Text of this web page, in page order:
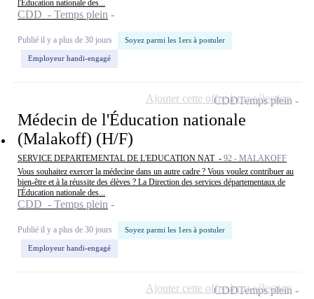
l'Éducation nationale des...
CDD - Temps plein
Publié il y a plus de 30 jours Soyez parmi les 1ers à postuler
Employeur handi-engagé
Médecin de l'Éducation nationale
(Malakoff) (H/F)
SERVICE DEPARTEMENTAL DE L'EDUCATION NAT - 92 - MALAKOFF
Vous souhaitez exercer la médecine dans un autre cadre ? Vous voulez contribuer au
bien-être et à la réussite des élèves ? La Direction des services départementaux de
l'Éducation nationale des...
CDD - Temps plein
Publié il y a plus de 30 jours Soyez parmi les 1ers à postuler
Employeur handi-engagé
CDDTemps plein
Ajouter cette offre à ma sélection
CDDTemps plein
Ajouter cette offre à ma sélection